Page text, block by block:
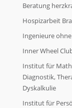
Beratung
Hospizarbeit
Ingenieure
Inner Wheel
Institut für
Diagnostik,
Dyskalkulie
Institut für